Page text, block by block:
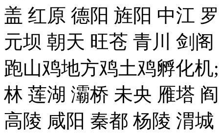
盖 红原 德阳 旌阳 中江
元坝 朝天 旺苍 青川 剑
跑山鸡地方鸡土鸡孵化机
林 莲湖 灞桥 未央 雁塔
高陵 咸阳 秦都 杨陵 渭